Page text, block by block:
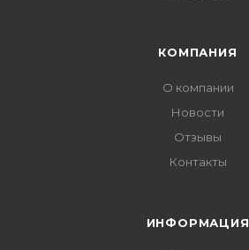
КОМПАНИЯ
О компании
Новости
Отзывы
Контакты
ИНФОРМАЦИЯ